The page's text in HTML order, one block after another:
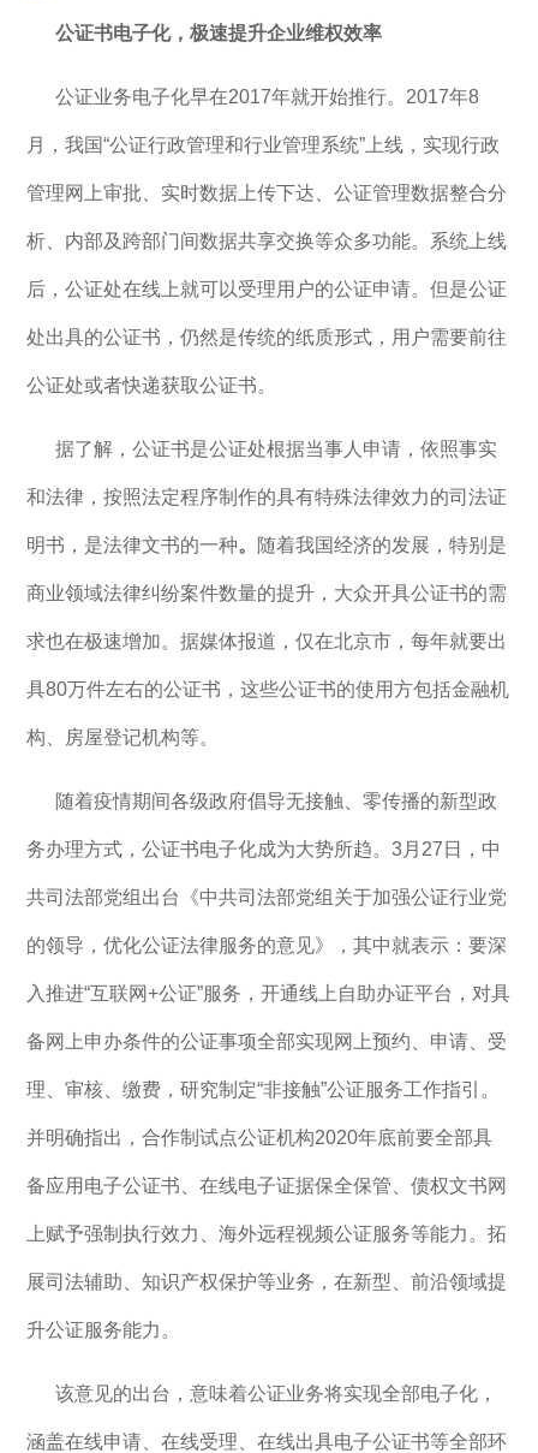
公证书电子化，极速提升企业维权效率
公证业务电子化早在2017年就开始推行。2017年8
月，我国“公证行政管理和行业管理系统”上线，实现行政
管理网上审批、实时数据上传下达、公证管理数据整合分
析、内部及跨部门间数据共享交换等众多功能。系统上线
后，公证处在线上就可以受理用户的公证申请。但是公证
处出具的公证书，仍然是传统的纸质形式，用户需要前往
公证处或者快递获取公证书。
据了解，公证书是公证处根据当事人申请，依照事实
和法律，按照法定程序制作的具有特殊法律效力的司法证
明书，是法律文书的一种。 随着我国经济的发展，特别是
商业领域法律纠纷案件数量的提升，大众开具公证书的需
求也在极速增加。据媒体报道，仅在北京市，每年就要出
具80万件左右的公证书，这些公证书的使用方包括金融机
构、房屋登记机构等。
随着疫情期间各级政府倡导无接触、零传播的新型政
务办理方式，公证书电子化成为大势所趋。3月27日，中
共司法部党组出台《中共司法部党组关于加强公证行业党
的领导，优化公证法律服务的意见》，其中就表示：要深
入推进“互联网+公证”服务，开通线上自助办证平台，对具
备网上申办条件的公证事项全部实现网上预约、申请、受
理、审核、缴费，研究制定“非接触”公证服务工作指引。
并明确指出，合作制试点公证机构2020年底前要全部具
备应用电子公证书、在线电子证据保全保管、债权文书网
上赋予强制执行效力、海外远程视频公证服务等能力。拓
展司法辅助、知识产权保护等业务，在新型、前沿领域提
升公证服务能力。
该意见的出台，意味着公证业务将实现全部电子化，
涵盖在线申请、在线受理、在线出具电子公证书等全部环